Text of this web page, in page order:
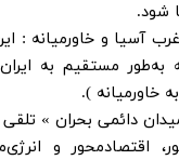
شود.
آسیا و خاورمیانه :
به‌طور مستقیم به
خاورمیانه ).
دائمی بحران »
اقتصادمحور و